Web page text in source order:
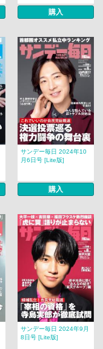
購入
サンデー毎日 2024年10
月6日号 [Lite版]
購入
サンデー毎日 2024年9月
8日号 [Lite版]